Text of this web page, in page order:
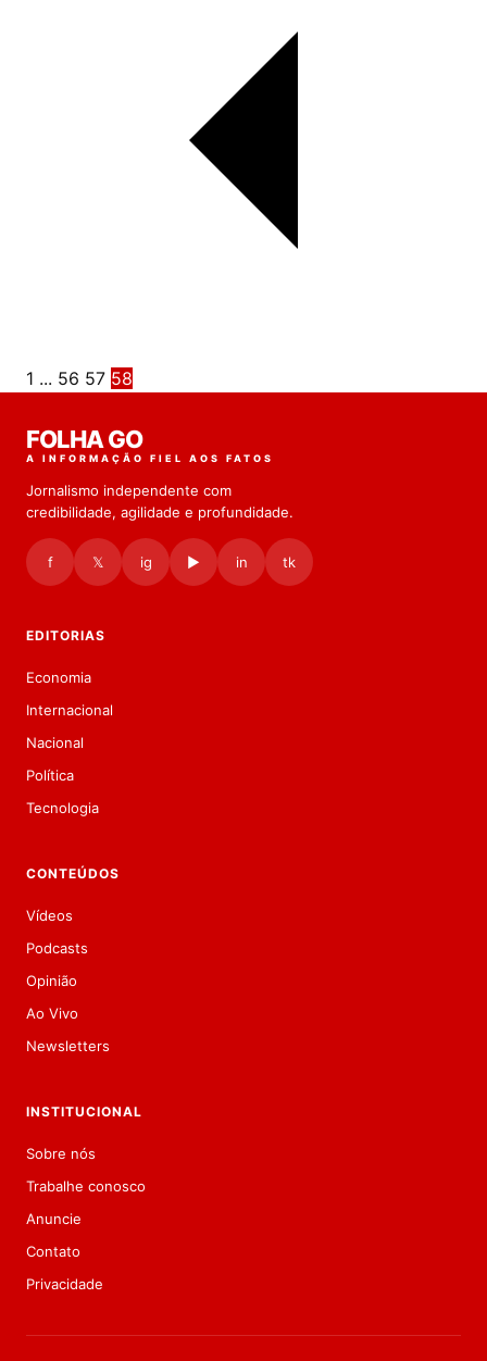
1 ... 56 57 58
FOLHA GO
A INFORMAÇÃO FIEL AOS FATOS
Jornalismo independente com
credibilidade, agilidade e profundidade.
f 𝕏 ig ▶ in tk
EDITORIAS
Economia
Internacional
Nacional
Política
Tecnologia
CONTEÚDOS
Vídeos
Podcasts
Opinião
Ao Vivo
Newsletters
INSTITUCIONAL
Sobre nós
Trabalhe conosco
Anuncie
Contato
Privacidade